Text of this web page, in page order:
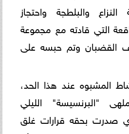
والبلطجة واحتجاز
التي قادته مع مجموعة
القضبان وتم حبسه على
المشبوه عند هذا الحد،
"البرنسيسة" الليلي
صدرت بحقه قرارات غلق